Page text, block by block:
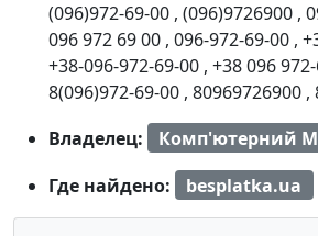
(096)972-69-00 , (096)9726900 ,
096 972 69 00 , 096-972-69-00 ,
+38-096-972-69-00 , +38 096
8(096)972-69-00 , 80969726900 ,
Владелец:
Комп'ютерний
Где найдено:
besplatka.ua